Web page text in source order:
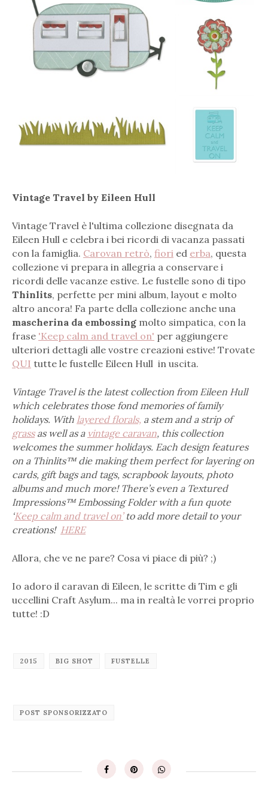
Vintage Travel by Eileen Hull
Vintage Travel è l'ultima collezione disegnata da
Eileen Hull e celebra i bei ricordi di vacanza passati
con la famiglia. Carovan retrò, fiori ed erba, questa
collezione vi prepara in allegria a conservare i
ricordi delle vacanze estive. Le fustelle sono di tipo
Thinlits, perfette per mini album, layout e molto
altro ancora! Fa parte della collezione anche una
mascherina da embossing molto simpatica, con la
frase 'Keep calm and travel on' per aggiungere
ulteriori dettagli alle vostre creazioni estive! Trovate
QUI tutte le fustelle Eileen Hull in uscita.
Vintage Travel is the latest collection from Eileen Hull
which celebrates those fond memories of family
holidays. With layered florals, a stem and a strip of
grassas well as a vintage caravan, this collection
welcomes the summer holidays. Each design features
on a Thinlits™ die making them perfect for layering on
cards, gift bags and tags, scrapbook layouts, photo
albums and much more! There’s even a Textured
Impressions™ Embossing Folder with a fun quote
‘Keep calm and travel on’to add more detail to your
creations! HERE
Allora, che ve ne pare? Cosa vi piace di più? ;)
Io adoro il caravan di Eileen, le scritte di Tim e gli
uccellini Craft Asylum... ma in realtà le vorrei proprio
tutte! :D
2015 BIG SHOT FUSTELLE
POST SPONSORIZZATO